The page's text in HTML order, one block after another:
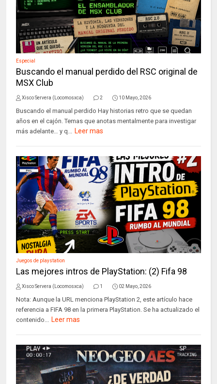
Especial
Buscando el manual perdido del RSC original de
MSX Club
Xisco Servera (Locomosxca) 2 10 Mayo, 2026
Buscando el manual perdido Hay historias retro que se quedan
años en el cajón. Temas que anotas mentalmente para investigar
más adelante… y q...
Leer mas
Juegos de playstation
Las mejores intros de PlayStation: (2) Fifa 98
Xisco Servera (Locomosxca) 1 02 Mayo, 2026
Nota: Aunque la URL menciona PlayStation 2, este artículo hace
referencia a FIFA 98 en la primera PlayStation. Se ha actualizado el
contenido...
Leer mas